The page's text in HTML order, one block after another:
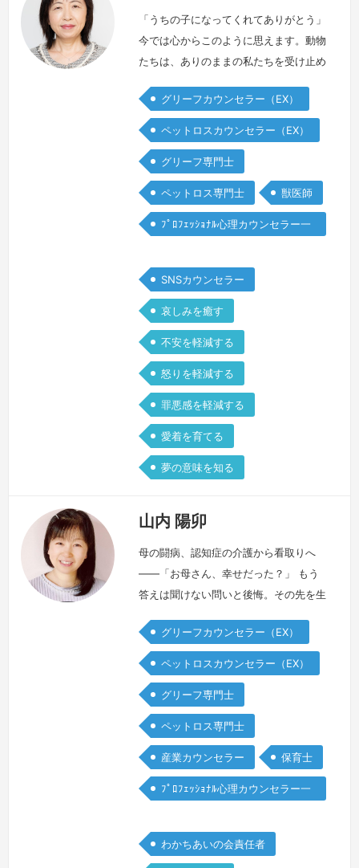
「うちの子になってくれてありがとう」
今では心からこのように思えます。動物
たちは、ありのままの私たちを受け止め
す。言葉を話さず、そっと寄り添ってく
れます。何もしなくてもいい、ただ側に
いてくれるだけでいい、心からそのよう
に思える動物たちとの暮らしはかけがえ
のないものですね。虹の橋を渡った愛犬
いおは、楽しい想い出、癒し、命の大切
さ、命を守るという責任、多くのものを
グリーフカウンセラー（EX）
ペットロスカウンセラー（EX）
グリーフ専門士
ペットロス専門士 獣医師
ﾌﾟﾛﾌｪｯｼｮﾅﾙ心理カウンセラー一
SNSカウンセラー
哀しみを癒す
不安を軽減する
怒りを軽減する
罪悪感を軽減する
愛着を育てる
夢の意味を知る
山内 陽卯
母の闘病、認知症の介護から看取りへ
――「お母さん、幸せだった？」 もう
答えは聞けない問いと後悔。その先を生
アでした。アルコールの問題が影を落と
す家の中で、どんな風に生きてきたの
か。見えない存在となった母と対話を重
ね、泣いてもいい場所で過ごすうちに、
母からの遺言のような気づきをひとつ、
またひとつと受け取れるようになりまし
た。いつしか、多くの方のお話を伺うよ
うにな…
続きを見る »
グリーフカウンセラー（EX）
ペットロスカウンセラー（EX）
グリーフ専門士
ペットロス専門士
産業カウンセラー 保育士
ﾌﾟﾛﾌｪｯｼｮﾅﾙ心理カウンセラー一
わかちあいの会責任者